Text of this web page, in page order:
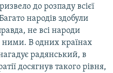
до розпаду всієї
народів здобули
не всі народи
ними. В одних країнах
радянський, в
досягнув такого рівня,